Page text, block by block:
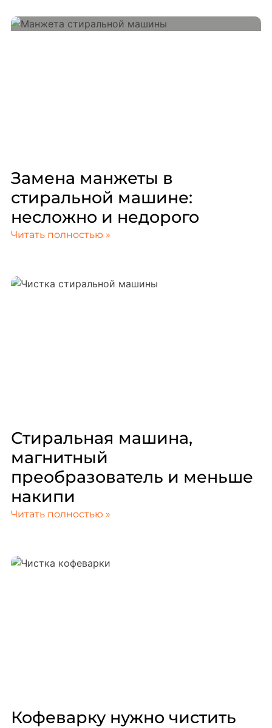
Замена манжеты в
стиральной машине:
несложно и недорого
Читать полностью »
Стиральная машина,
магнитный
преобразователь и меньше
накипи
Читать полностью »
Кофеварку нужно чистить